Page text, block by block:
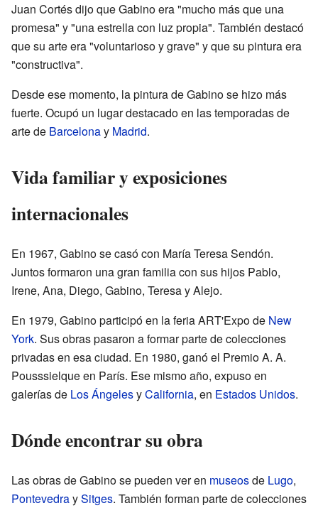
Juan Cortés dijo que Gabino era "mucho más que una
promesa" y "una estrella con luz propia". También destacó
que su arte era "voluntarioso y grave" y que su pintura era
"constructiva".
Desde ese momento, la pintura de Gabino se hizo más
fuerte. Ocupó un lugar destacado en las temporadas de
arte de Barcelonay Madrid.
Vida familiar y exposiciones
internacionales
En 1967, Gabino se casó con María Teresa Sendón.
Juntos formaron una gran familia con sus hijos Pablo,
Irene, Ana, Diego, Gabino, Teresa y Alejo.
En 1979, Gabino participó en la feria ART'Expo de New
York. Sus obras pasaron a formar parte de colecciones
privadas en esa ciudad. En 1980, ganó el Premio A. A.
Pousssielque en París. Ese mismo año, expuso en
galerías de Los ÁngelesyCalifornia, en Estados Unidos.
Dónde encontrar su obra
Las obras de Gabino se pueden ver en museosde Lugo,
PontevedraySitges. También forman parte de colecciones